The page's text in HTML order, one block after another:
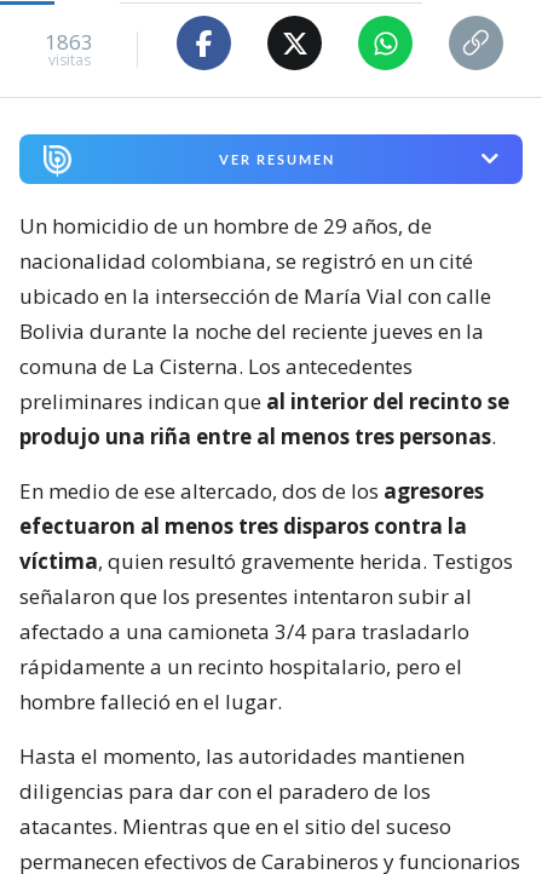
1863
visitas
VER RESUMEN
Un homicidio de un hombre de 29 años, de
nacionalidad colombiana, se registró en un cité
ubicado en la intersección de María Vial con calle
Bolivia durante la noche del reciente jueves en la
comuna de La Cisterna. Los antecedentes
preliminares indican que al interior del recinto se
produjo una riña entre al menos tres personas.
En medio de ese altercado, dos de los agresores
efectuaron al menos tres disparos contra la
víctima, quien resultó gravemente herida. Testigos
señalaron que los presentes intentaron subir al
afectado a una camioneta 3/4 para trasladarlo
rápidamente a un recinto hospitalario, pero el
hombre falleció en el lugar.
Hasta el momento, las autoridades mantienen
diligencias para dar con el paradero de los
atacantes. Mientras que en el sitio del suceso
permanecen efectivos de Carabineros y funcionarios